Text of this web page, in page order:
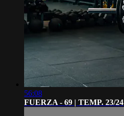
56:08
FUERZA - 69 | TEMP. 23/24